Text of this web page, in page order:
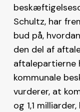
Schultz, har
bud på,
den del af
aftalepartierne
kommunale
vurderer, at
og 1,1